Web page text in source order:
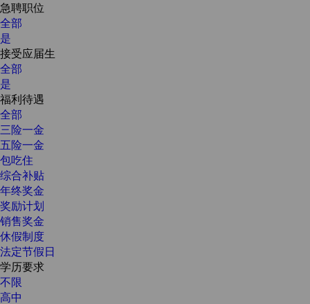
急聘职位
全部
是
接受应届生
全部
是
福利待遇
全部
三险一金
五险一金
包吃住
综合补贴
年终奖金
奖励计划
销售奖金
休假制度
法定节假日
学历要求
不限
高中